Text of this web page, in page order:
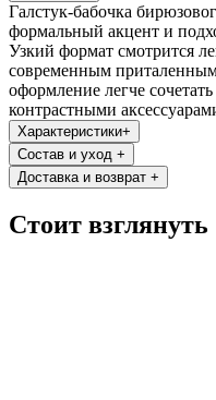
Галстук-бабочка
формальный акцент и
Узкий формат смотрится
современным
оформление легче
контрастными
Характеристики+
Состав и уход +
Доставка и возврат +
Стоит взглянуть